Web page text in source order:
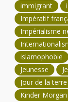
immigrant
Impératif
Impérialisme
islamophobie
Jeunesse
Jour de la terre
Kinder Morgan